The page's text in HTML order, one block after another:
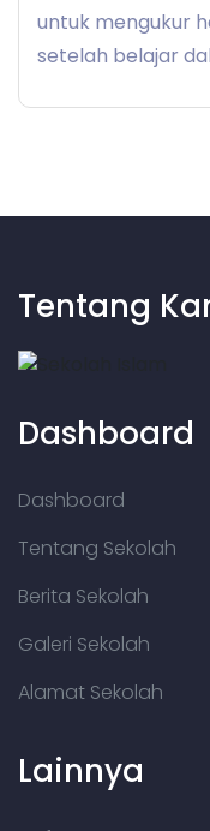
untuk mengukur
setelah belajar
Tentang
Dashboard
Dashboard
Tentang Sekolah
Berita Sekolah
Galeri Sekolah
Alamat Sekolah
Lainnya